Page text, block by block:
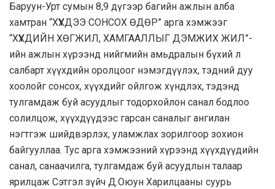
Баруун-Урт сумын 8,9 дүгээр багийн ажлын алба
хамтран “ХҮҮХДЭЭ СОНСОХ ӨДӨР” арга хэмжээг
“ХҮҮХДИЙН ХӨГЖИЛ, ХАМГААЛЛЫГ ДЭМЖИХ ЖИЛ”-
ийн ажлын хүрээнд нийгмийн амьдралын бүхий л
салбарт хүүхдийн оролцоог нэмэгдүүлэх, тэдний дуу
хоолойг сонсох, хүүхдийг ойлгож хүндлэх, тэдэнд
тулгамдаж буй асуудлыг тодорхойлон санал бодлоо
солилцож, хүүхдүүдээс гарсан саналыг ангилан
нэгтгэж шийдвэрлэх, уламжлах зорилгоор зохион
байгууллаа. Тус арга хэмжээний хүрээнд хүүхдүүдийн
санал, санаачилга, тулгамдаж буй асуудлын талаар
ярилцаж Сэтгэл зүйч Д.Оюун Харилцааны суурь